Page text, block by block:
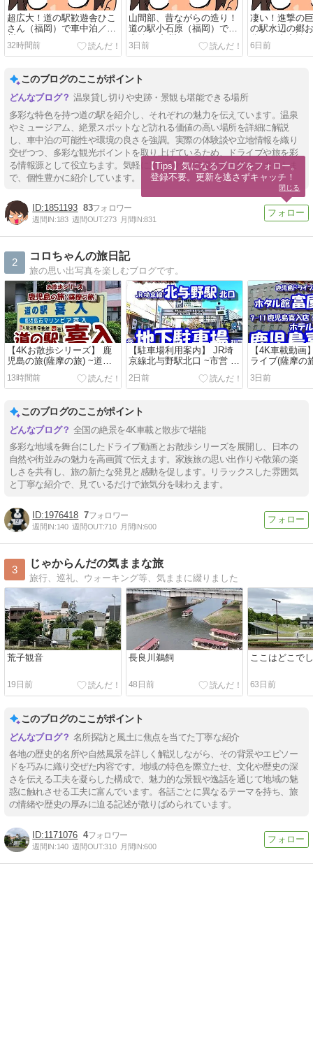
超広大！道の駅歓遊舎ひこ
さん（福岡）で車中泊／九
32時間前
山間部、昔ながらの造り！
道の駅小石原（福岡）で車
中泊！/九州
3日前
凄い！進撃の
の駅水辺の郷
分）で車中泊
6日前
このブログのここがポイント
温泉貸し切りや史跡・景観も堪能できる場所
多彩な特色を持つ道の駅を紹介し、それぞれの魅力を伝えています。温泉
やミュージアム、絶景スポットなど訪れる価値の高い場所を詳細に解説
し、車中泊の可能性や環境の良さを強調。実際の体験談や立地情報を織り
交ぜつつ、多彩な観光ポイントを取り上げているため、ドライブや旅を彩
る情報源として役立ちます。気軽に立ち寄れる穴場から人気のスポットま
で、個性豊かに紹介しています。
1851193 83
週間IN:183 週間OUT:273 月間IN:831
2
コロちゃんの旅日記
旅の思い出写真を楽しむブログです。
【4Kお散歩シリーズ】 鹿
児島の旅(薩摩の旅) ~道の
駅 喜入~
13時間前
【駐車場利用案内】 JR埼
京線北与野駅北口 ~市営 地
下駐車場~
2日前
【4K車載動画
ライブ(薩摩の
館富屋食堂 か
鹿児島喜入店~
3日前
このブログのここがポイント
全国の絶景を4K車載と散歩で堪能
多彩な地域を舞台にしたドライブ動画とお散歩シリーズを展開し、日本の
自然や街並みの魅力を高画質で伝えます。家族旅の思い出作りや散策の楽
しさを共有し、旅の新たな発見と感動を促します。リラックスした雰囲気
と丁寧な紹介で、見ているだけで旅気分を味わえます。
1976418 7
週間IN:140 週間OUT:710 月間IN:600
3
じゃからんだの気ままな旅
旅行、巡礼、ウォーキング等、気ままに綴りました
荒子観音
19日前
長良川鵜飼
48日前
ここはどこで
63日前
このブログのここがポイント
名所探訪と風土に焦点を当てた丁寧な紹介
各地の歴史的名所や自然風景を詳しく解説しながら、その背景やエピソー
ドを巧みに織り交ぜた内容です。地域の特色を際立たせ、文化や歴史の深
さを伝える工夫を凝らした構成で、魅力的な景観や逸話を通じて地域の魅
惑に触れさせる工夫に富んでいます。各話ごとに異なるテーマを持ち、旅
の情緒や歴史の厚みに迫る記述が散りばめられています。
1171076 4
週間IN:140 週間OUT:310 月間IN:600
【Tips】気になるブログをフォロー。
登録不要。更新を逃さずキャッチ！
閉じる